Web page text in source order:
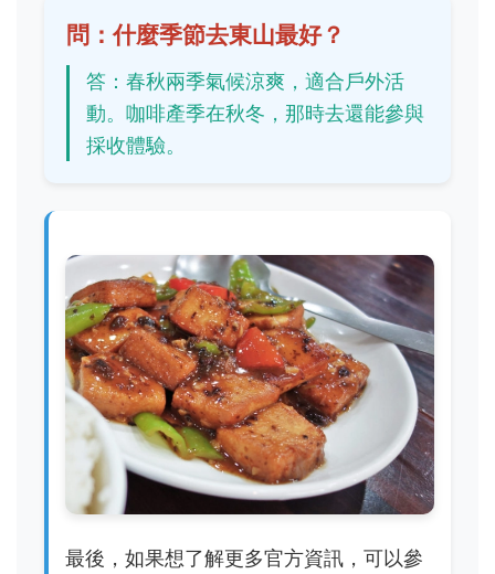
問：什麼季節去東山最好？
答：春秋兩季氣候涼爽，適合戶外活
動。咖啡產季在秋冬，那時去還能參與
採收體驗。
最後，如果想了解更多官方資訊，可以參